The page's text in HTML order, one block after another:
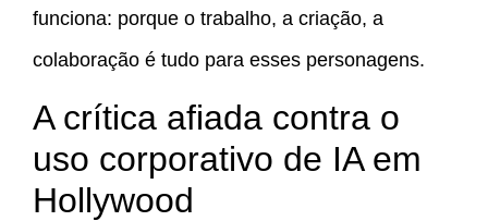
funciona: porque o trabalho, a criação, a
colaboração é tudo para esses personagens.
A crítica afiada contra o
uso corporativo de IA em
Hollywood